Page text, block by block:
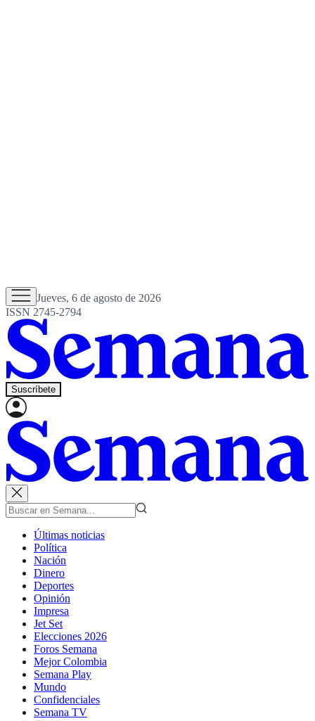
Jueves, 6 de agosto de 2026
ISSN 2745-2794
Suscríbete
Últimas noticias
Política
Nación
Dinero
Deportes
Opinión
Impresa
Jet Set
Elecciones 2026
Foros Semana
Mejor Colombia
Semana Play
Mundo
Confidenciales
Semana TV